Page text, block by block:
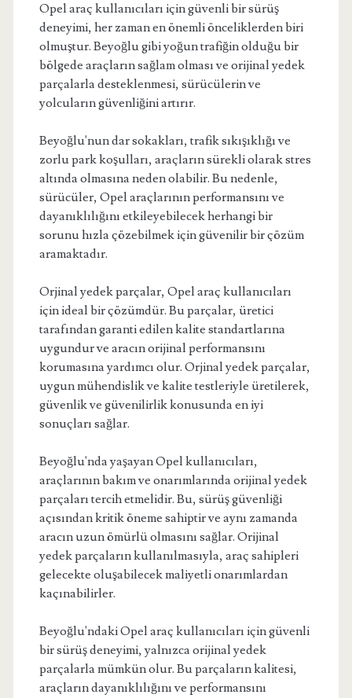
Opel araç kullanıcıları için güvenli bir sürüş
deneyimi, her zaman en önemli önceliklerden biri
olmuştur. Beyoğlu gibi yoğun trafiğin olduğu bir
bölgede araçların sağlam olması ve orijinal yedek
parçalarla desteklenmesi, sürücülerin ve
yolcuların güvenliğini artırır.
Beyoğlu'nun dar sokakları, trafik sıkışıklığı ve
zorlu park koşulları, araçların sürekli olarak stres
altında olmasına neden olabilir. Bu nedenle,
sürücüler, Opel araçlarının performansını ve
dayanıklılığını etkileyebilecek herhangi bir
sorunu hızla çözebilmek için güvenilir bir çözüm
aramaktadır.
Orjinal yedek parçalar, Opel araç kullanıcıları
için ideal bir çözümdür. Bu parçalar, üretici
tarafından garanti edilen kalite standartlarına
uygundur ve aracın orijinal performansını
korumasına yardımcı olur. Orjinal yedek parçalar,
uygun mühendislik ve kalite testleriyle üretilerek,
güvenlik ve güvenilirlik konusunda en iyi
sonuçları sağlar.
Beyoğlu'nda yaşayan Opel kullanıcıları,
araçlarının bakım ve onarımlarında orijinal yedek
parçaları tercih etmelidir. Bu, sürüş güvenliği
açısından kritik öneme sahiptir ve aynı zamanda
aracın uzun ömürlü olmasını sağlar. Orijinal
yedek parçaların kullanılmasıyla, araç sahipleri
gelecekte oluşabilecek maliyetli onarımlardan
kaçınabilirler.
Beyoğlu'ndaki Opel araç kullanıcıları için güvenli
bir sürüş deneyimi, yalnızca orijinal yedek
parçalarla mümkün olur. Bu parçaların kalitesi,
araçların dayanıklılığını ve performansını